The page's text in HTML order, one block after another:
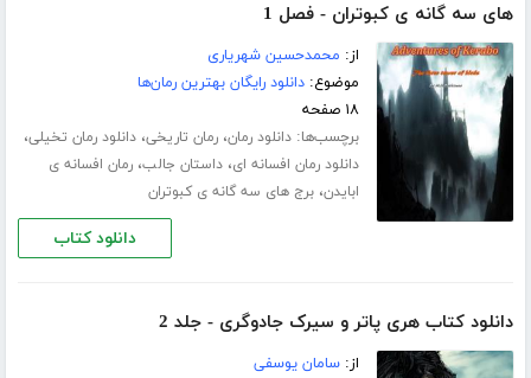
های سه گانه ی کبوتران - فصل 1
از: محمدحسین شهریاری
موضوع:دانلود رایگان بهترین رمان‌ها
۱۸ صفحه
برچسب‌ها:دانلود رمان،رمان تاریخی،دانلود رمان تخیلی،
دانلود رمان افسانه ای،داستان جالب،رمان افسانه ی
ابایدن،برج های سه گانه ی کبوتران
دانلود کتاب
دانلود کتاب هری پاتر و سیرک جادوگری - جلد 2
از:سامان یوسفی